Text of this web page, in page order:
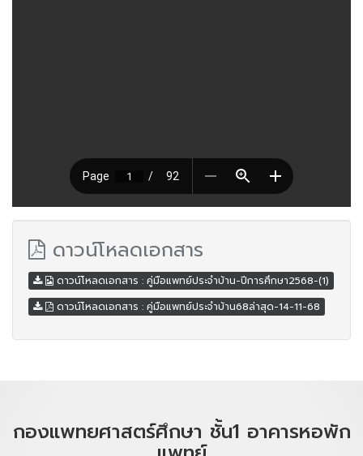
ดาวน์โหลดเอกสาร
ดาวน์โหลดเอกสาร : คู่มือแพทย์ประจำบ้าน-ปีการศึกษา2568-(1)
ดาวน์โหลดเอกสาร : คู่มือแพทย์ประจำบ้าน68ล่าสุด-14-11-68
กองแพทยศาสตร์ศึกษา ชั้น1 อาคารหอพัก